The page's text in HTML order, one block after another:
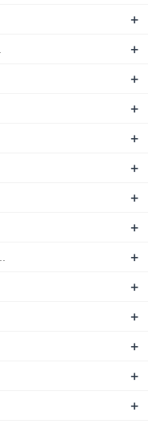
+
+
+
+
+
+
+
+
+
+
+
+
+
+